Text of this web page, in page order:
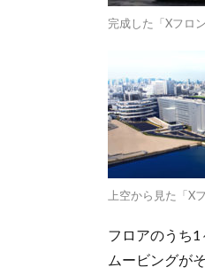
完成した「Xフロ
上空から見た「X
フロアのうち1
ムービングが